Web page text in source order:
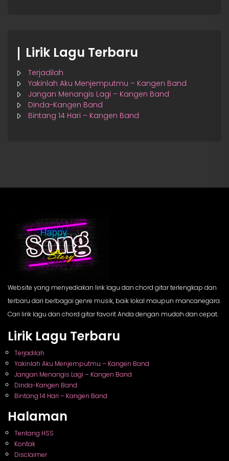
Lirik Lagu Terbaru
Terjadilah
Yakinlah Aku Menjemputmu – Kangen Band
Jangan Menangis Lagi – Kangen Band
Dinda-Kangen Band
Bintang 14 Hari – Kangen Band
Website yang menyediakan lirik lagu dan chord gitar terlengkap dan
terbaru dari berbagai genre musik, baik lokal maupun mancanegara.
Cari lirik lagu dan chord gitar favorit Anda dengan mudah dan cepat.
Lirik Lagu Terbaru
Terjadilah
Yakinlah Aku Menjemputmu – Kangen Band
Jangan Menangis Lagi – Kangen Band
Dinda-Kangen Band
Bintang 14 Hari – Kangen Band
Halaman
Tentang HSS
Kontak
Disclaimer